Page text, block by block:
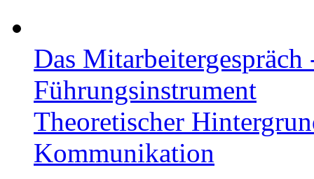
Das
Führungsinstrument
Theoretischer
Kommunikation